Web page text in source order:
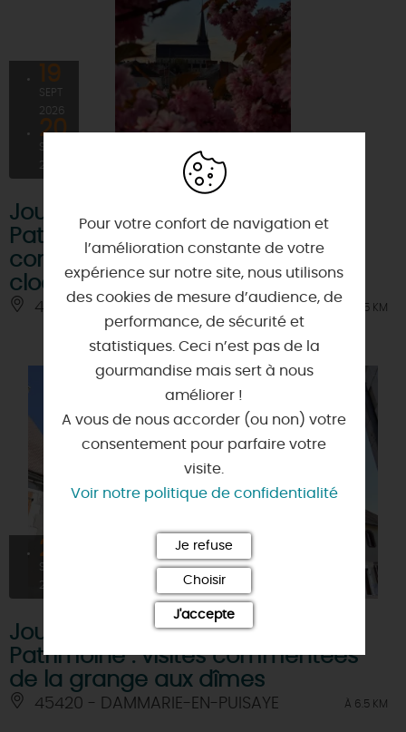
19
SEPT
2026
20
SEPT
2026
Journées Européennes du
Patrimoine : visites libres et
commentées de l'église et son
clocher
45250 - OUZOUER-SUR-TREZEE À 6.5 KM
20
SEPT
2026
Journées Européennes du
Patrimoine : visites commentées
de la grange aux dîmes
45420 - DAMMARIE-EN-PUISAYE À 6.5 KM
Pour votre confort de navigation et
l’amélioration constante de votre
expérience sur notre site, nous utilisons
des cookies de mesure d’audience, de
performance, de sécurité et
statistiques. Ceci n’est pas de la
gourmandise mais sert à nous
améliorer !
A vous de nous accorder (ou non) votre
consentement pour parfaire votre
visite.
Voir notre politique de confidentialité
Je refuse
Choisir
J'accepte